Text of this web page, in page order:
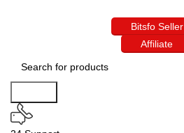
Bitsfo Seller
Affiliate